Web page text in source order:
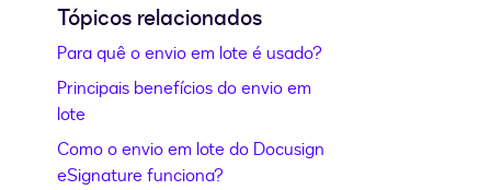
Tópicos relacionados
Para quê o envio em lote é usado?
Principais benefícios do envio em
lote
Como o envio em lote do Docusign
eSignature funciona?